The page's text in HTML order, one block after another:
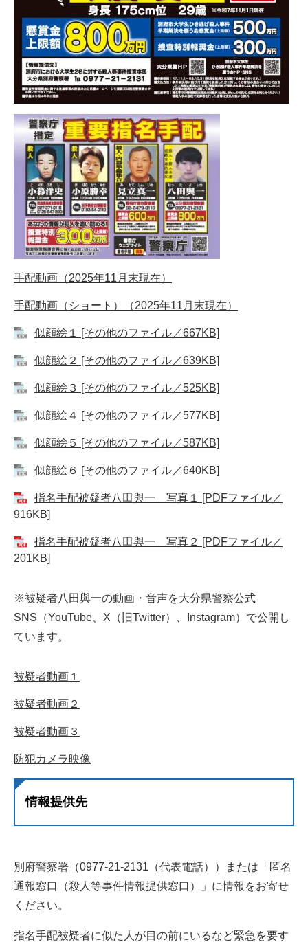
手配動画（2025年11月末現在）
手配動画（ショート）（2025年11月末現在）
似顔絵１ [その他のファイル／667KB]
似顔絵２ [その他のファイル／639KB]
似顔絵３ [その他のファイル／525KB]
似顔絵４ [その他のファイル／577KB]
似顔絵５ [その他のファイル／587KB]
似顔絵６ [その他のファイル／640KB]
指名手配被疑者八田與一 写真１ [PDFファイル／
916KB]
指名手配被疑者八田與一 写真２ [PDFファイル／
201KB]
※被疑者八田與一の動画・音声を大分県警察公式
SNS（YouTube、X（旧Twitter）、Instagram）で公開し
ています。
被疑者動画１
被疑者動画２
被疑者動画３
防犯カメラ映像
情報提供先
別府警察署（0977-21-2131（代表電話））または「匿名
通報窓口（殺人等事件情報提供窓口）」に情報をお寄せ
ください。
指名手配被疑者に似た人が目の前にいるなど緊急を要す